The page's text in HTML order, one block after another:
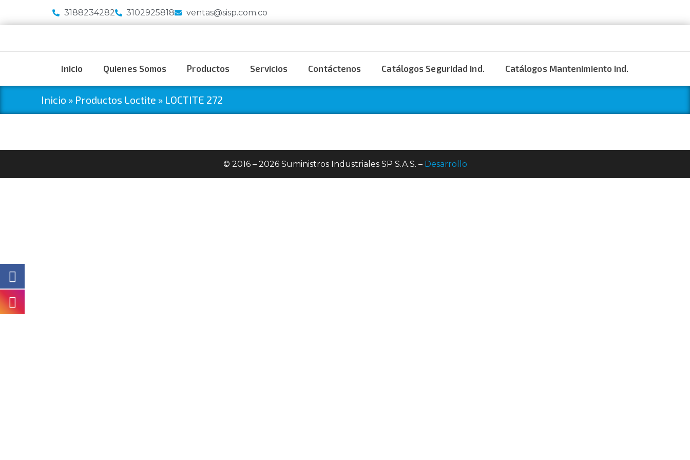
3188234282 3102925818 ventas@sisp.com.co
Inicio Quienes Somos Productos Servicios Contáctenos Catálogos Seguridad Ind. Catálogos Mantenimiento Ind.
Inicio » Productos Loctite » LOCTITE 272
© 2016 – 2026 Suministros Industriales SP S.A.S. – Desarrollo